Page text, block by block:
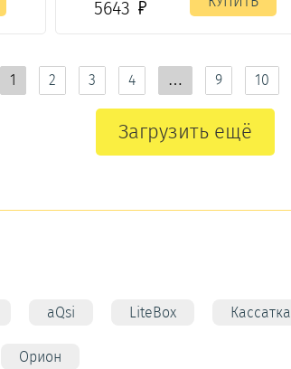
5643
1 2 3 4 … 9 10
Загрузить ещё
aQsi LiteBox Кассатка
Орион